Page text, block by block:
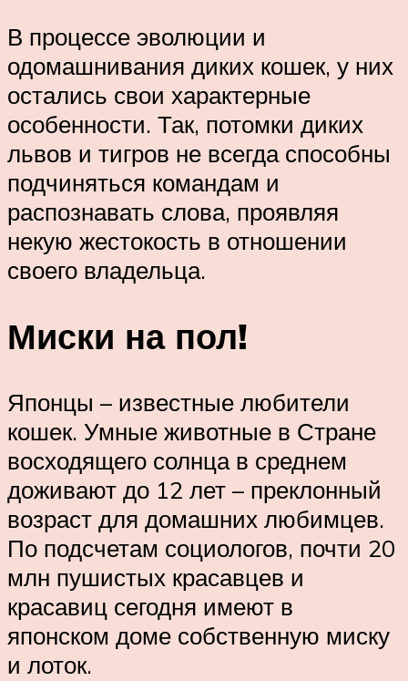
В процессе эволюции и
одомашнивания диких кошек, у них
остались свои характерные
особенности. Так, потомки диких
львов и тигров не всегда способны
подчиняться командам и
распознавать слова, проявляя
некую жестокость в отношении
своего владельца.
Миски на пол!
Японцы – известные любители
кошек. Умные животные в Стране
восходящего солнца в среднем
доживают до 12 лет – преклонный
возраст для домашних любимцев.
По подсчетам социологов, почти 20
млн пушистых красавцев и
красавиц сегодня имеют в
японском доме собственную миску
и лоток.